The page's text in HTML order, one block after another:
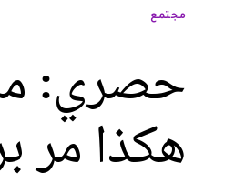
مجتمع
حصري:
هكذا مر